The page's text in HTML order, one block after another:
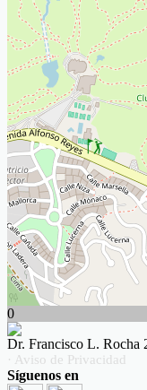
0
Dr. Francisco L. Rocha
· Aviso de Privacidad
Síguenos en